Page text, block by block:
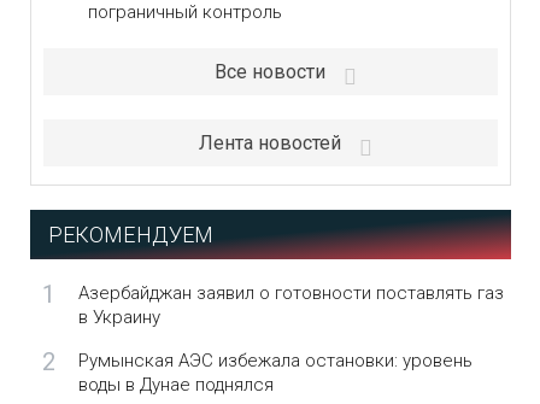
пограничный контроль
Все новости
Лента новостей
РЕКОМЕНДУЕМ
1
Азербайджан заявил о готовности поставлять газ
в Украину
2
Румынская АЭС избежала остановки: уровень
воды в Дунае поднялся